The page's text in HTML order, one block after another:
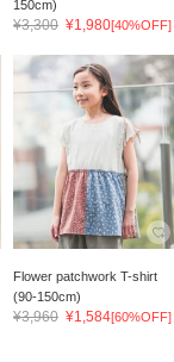
150cm)
¥3,300 ¥1,980[40%OFF]
Flower patchwork T-shirt
(90-150cm)
¥3,960 ¥1,584[60%OFF]